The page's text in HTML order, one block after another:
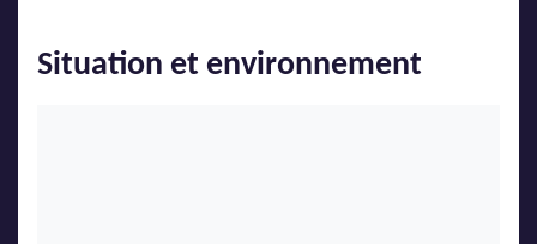
Situation et environnement